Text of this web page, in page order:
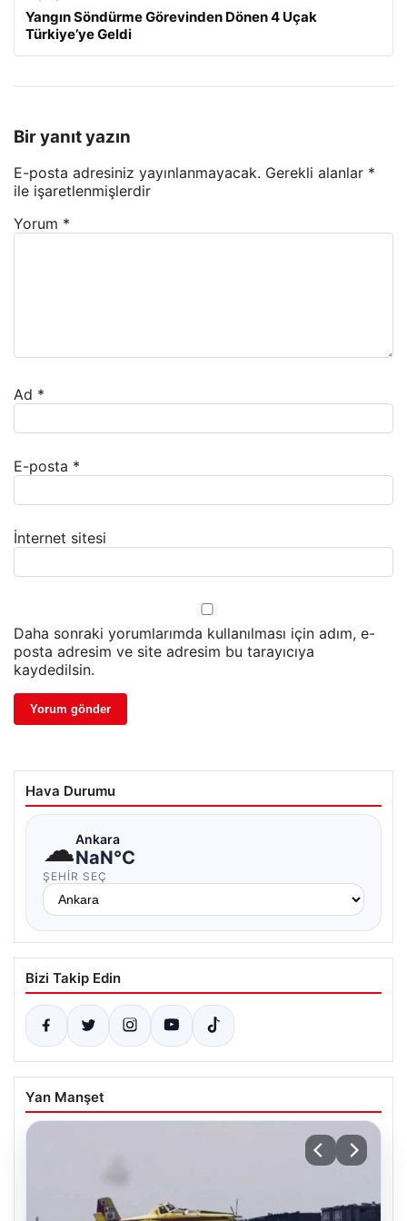
Yangın Söndürme Görevinden Dönen 4 Uçak
Türkiye’ye Geldi
Bir yanıt yazın
E-posta adresiniz yayınlanmayacak. Gerekli alanlar *
ile işaretlenmişlerdir
Yorum *
Ad *
E-posta *
İnternet sitesi
Daha sonraki yorumlarımda kullanılması için adım, e-
posta adresim ve site adresim bu tarayıcıya
kaydedilsin.
Hava Durumu
☁Ankara
NaN°C
ŞEHIR SEÇ
Bizi Takip Edin
Yan Manşet